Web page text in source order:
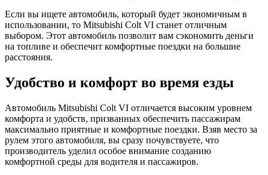
Если вы ищете автомобиль, который будет экономичным в
использовании, то Mitsubishi Colt VI станет отличным
выбором. Этот автомобиль позволит вам сэкономить деньги
на топливе и обеспечит комфортные поездки на большие
расстояния.
Удобство и комфорт во время езды
Автомобиль Mitsubishi Colt VI отличается высоким уровнем
комфорта и удобств, призванных обеспечить пассажирам
максимально приятные и комфортные поездки. Взяв место за
рулем этого автомобиля, вы сразу почувствуете, что
производитель уделил особое внимание созданию
комфортной среды для водителя и пассажиров.